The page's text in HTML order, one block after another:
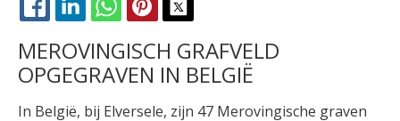
FACEBOOK
LINKEDINWHATSAPPPINTEREST
MEROVINGISCH GRAFVELD
OPGEGRAVEN IN BELGIË
In België, bij Elversele, zijn 47 Merovingische graven